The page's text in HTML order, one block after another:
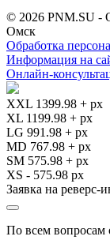
© 2026 PNM.SU
Омск
Обработка
Информация на
Онлайн-
XXL 1399.98 + px
XL 1199.98 + px
LG 991.98 + px
MD 767.98 + px
SM 575.98 + px
XS - 575.98 px
Заявка на
По всем вопросам